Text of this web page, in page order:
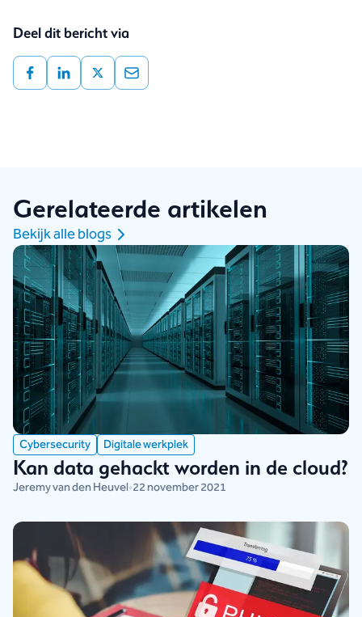
Deel dit bericht via
Gerelateerde artikelen
Bekijk alle blogs
Cybersecurity Digitale werkplek
Kan data gehackt worden in de cloud?
Jeremy van den Heuvel•22 november 2021